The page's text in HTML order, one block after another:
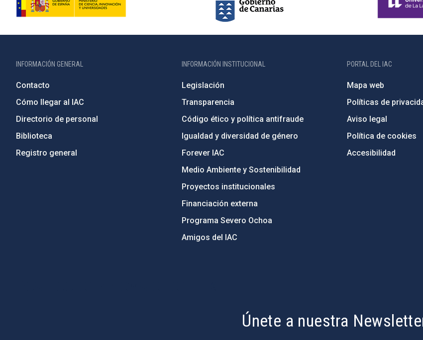
INFORMACIÓN GENERAL
Contacto
Cómo llegar al IAC
Directorio de personal
Biblioteca
Registro general
INFORMACIÓN INSTITUCIONAL
Legislación
Transparencia
Código ético y política antifraude
Igualdad y diversidad de género
Forever IAC
Medio Ambiente y Sostenibilidad
Proyectos institucionales
Financiación externa
Programa Severo Ochoa
Amigos del IAC
PORTAL DEL IAC
Mapa web
Políticas de
Aviso legal
Política de cookies
Accesibilidad
Únete a nuestra